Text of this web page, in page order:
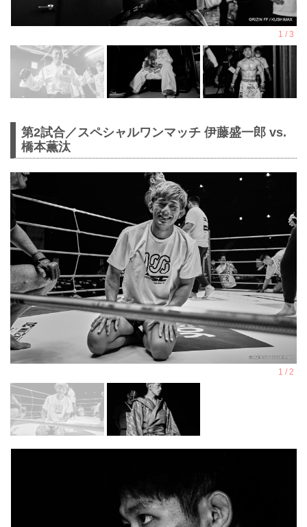
第2試合／スペシャルワンマッチ 伊藤盛一郎 vs.
橋本薫汰